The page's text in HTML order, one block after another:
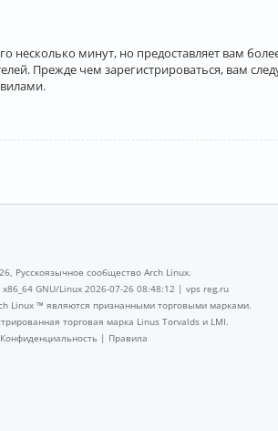
несколько минут, но предоставляет вам
Прежде чем зарегистрироваться, вам
Русскоязычное сообщество Arch Linux.
GNU/Linux 2026-07-26 08:48:12 | vps reg.ru
Linux ™ являются признанными торговыми марками.
торговая марка Linus Torvalds и LMI.
Конфиденциальность | Правила